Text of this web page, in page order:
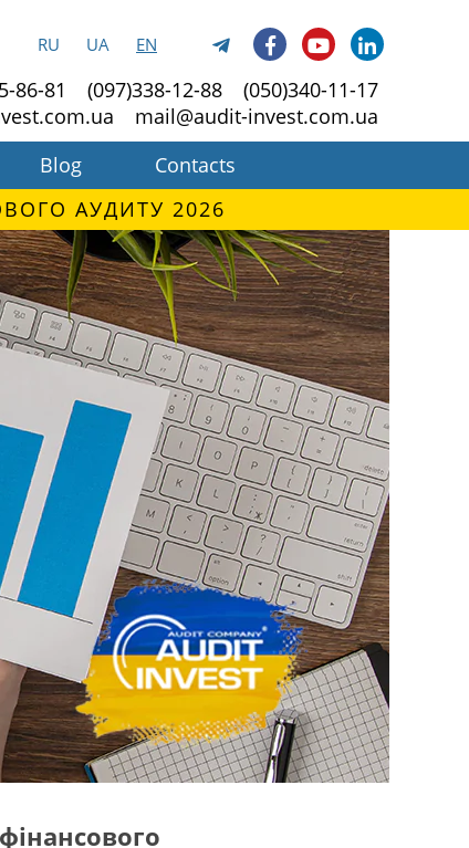
RU UA EN
86-81 (097)338-12-88
(050)340-11-17
mail@audit-invest.com.ua
Blog
Contacts
АУДИТУ 2026